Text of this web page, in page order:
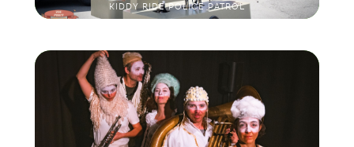
KIDDY RIDE POLICE PATROL